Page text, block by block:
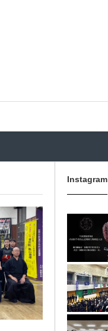
Instagram
3月 10
1月 30
12月 31